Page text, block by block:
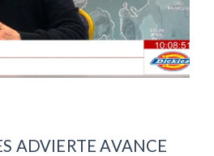
ADVIERTE AVANCE